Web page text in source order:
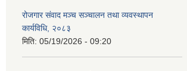
रोजगार संवाद मञ्च सञ्चालन तथा व्यवस्थापन
कार्यविधि, २०८३
मिति: 05/19/2026 - 09:20